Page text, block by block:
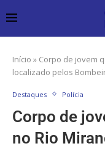
Início » Corpo de jovem
localizado pelos
Destaques Polícia
Corpo de
no Rio